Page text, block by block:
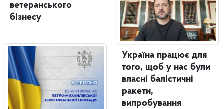
ветеранського
бізнесу
Україна працює для
того, щоб у нас були
власні балістичні
ракети,
випробування